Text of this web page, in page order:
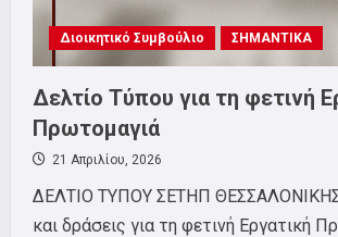
Διοικητικό Συμβούλιο ΣΗΜΑΝΤΙΚΑ
Δελτίο Τύπου για τη φετινή
Πρωτομαγιά
21 Απριλίου, 2026
ΔΕΛΤΙΟ ΤΥΠΟΥ ΣΕΤΗΠ
και δράσεις για τη φετινή Εργατική